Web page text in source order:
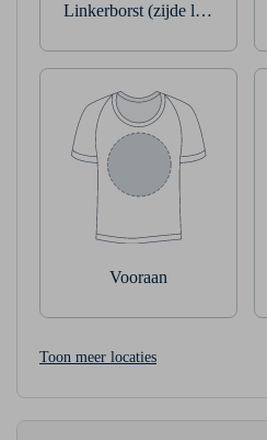
Linkerborst (zijde linkerarm)
Vooraan
Toon meer locaties